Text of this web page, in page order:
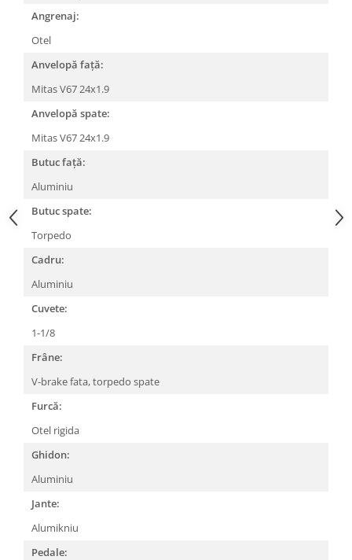
Roți
Roți spate
Roți față
Schimbătoare
Schimbătoare față
Schimbătoare spate
Piese schimbătoare
Tije sa
Tije telescopice
Manete tije telescopice
Piese tije sa
Tije fixe
Tubeless și soluții anti-pană
Amortizoare spate
Arcuri
Groupset
Angrenaj:
Otel
Anvelopă față:
Mitas V67 24x1.9
Anvelopă spate:
Mitas V67 24x1.9
Butuc față:
Aluminiu
Butuc spate:
Torpedo
Cadru:
Aluminiu
Cuvete:
1-1/8
Frâne:
V-brake fata, torpedo spate
Furcă:
Otel rigida
Ghidon:
Aluminiu
Jante:
Alumikniu
Pedale: